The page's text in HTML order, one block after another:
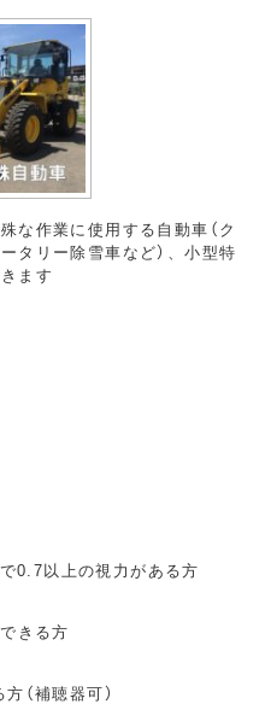
な作業に使用する自動車（ク
タリー除雪車など）、小型特
ます
0.7以上の視力がある方
きる方
（補聴器可）